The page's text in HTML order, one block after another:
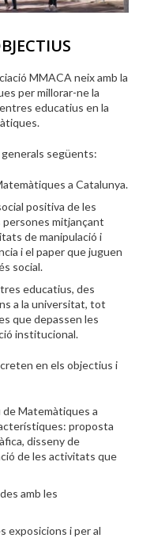
MMACA neix amb la
per millorar-ne la
educatius en la
generals següents:
a Catalunya.
positiva de les
persones mitjançant
de manipulació i
i el paper que juguen
social.
educatius, des
a la universitat, tot
que depassen les
institucional.
en els objectius i
de Matemàtiques a
proposta
disseny de
de les activitats que
amb les
exposicions i per al